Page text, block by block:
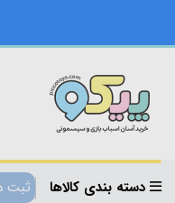
دسته بندی کالاها ثبت